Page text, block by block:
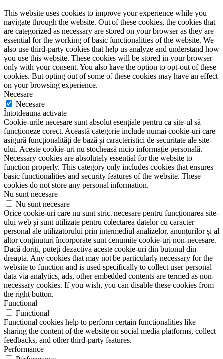
This website uses cookies to improve your experience while you
navigate through the website. Out of these cookies, the cookies that
are categorized as necessary are stored on your browser as they are
essential for the working of basic functionalities of the website. We
also use third-party cookies that help us analyze and understand how
you use this website. These cookies will be stored in your browser
only with your consent. You also have the option to opt-out of these
cookies. But opting out of some of these cookies may have an effect
on your browsing experience.
Necesare
Necesare
Întotdeauna activate
Cookie-urile necesare sunt absolut esențiale pentru ca site-ul să
funcționeze corect. Această categorie include numai cookie-uri care
asigură funcționalități de bază și caracteristici de securitate ale site-
ului. Aceste cookie-uri nu stochează nicio informație personală.
Necessary cookies are absolutely essential for the website to
function properly. This category only includes cookies that ensures
basic functionalities and security features of the website. These
cookies do not store any personal information.
Nu sunt necesare
Nu sunt necesare
Orice cookie-uri care nu sunt strict necesare pentru funcționarea site-
ului web și sunt utilizate pentru colectarea datelor cu caracter
personal ale utilizatorului prin intermediul analizelor, anunțurilor și al
altor conținuturi încorporate sunt denumite cookie-uri non-necesare.
Dacă doriți, puteți dezactiva aceste cookie-uri din butonul din
dreapta. Any cookies that may not be particularly necessary for the
website to function and is used specifically to collect user personal
data via analytics, ads, other embedded contents are termed as non-
necessary cookies. If you wish, you can disable these cookies from
the right button.
Functional
Functional
Functional cookies help to perform certain functionalities like
sharing the content of the website on social media platforms, collect
feedbacks, and other third-party features.
Performance